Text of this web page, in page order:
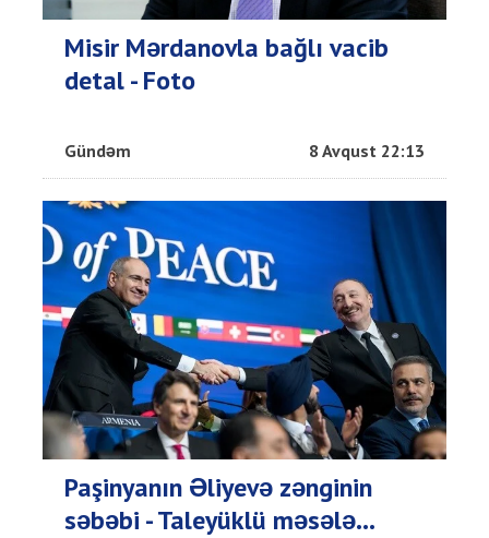
Misir Mərdanovla bağlı vacib
detal - Foto
Gündəm 8 Avqust 22:13
Paşinyanın Əliyevə zənginin
səbəbi - Taleyüklü məsələ...